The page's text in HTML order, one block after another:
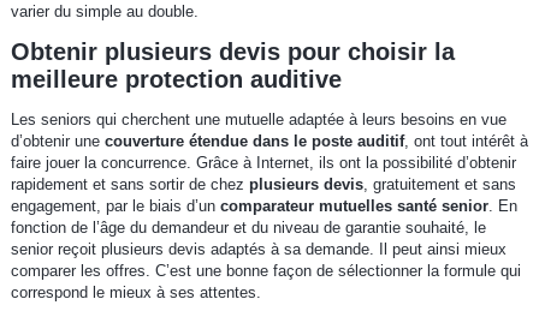
varier du simple au double.
Obtenir plusieurs devis pour choisir la
meilleure protection auditive
Les seniors qui cherchent une mutuelle adaptée à leurs besoins en vue
d’obtenir une couverture étendue dans le poste auditif, ont tout intérêt à
faire jouer la concurrence. Grâce à Internet, ils ont la possibilité d’obtenir
rapidement et sans sortir de chez plusieurs devis, gratuitement et sans
engagement, par le biais d’un comparateur mutuelles santé senior. En
fonction de l’âge du demandeur et du niveau de garantie souhaité, le
senior reçoit plusieurs devis adaptés à sa demande. Il peut ainsi mieux
comparer les offres. C’est une bonne façon de sélectionner la formule qui
correspond le mieux à ses attentes.